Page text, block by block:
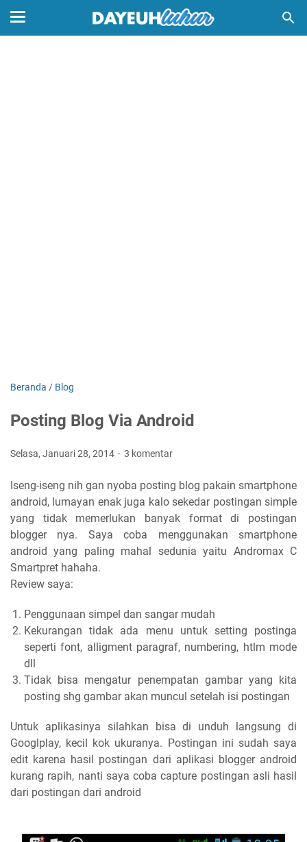
Beranda / Blog
Posting Blog Via Android
Selasa, Januari 28, 2014 3 komentar
Iseng-iseng nih gan nyoba posting blog pakain smartphone
android, lumayan enak juga kalo sekedar postingan simple
yang tidak memerlukan banyak format di postingan
blogger nya. Saya coba menggunakan smartphone
android yang paling mahal sedunia yaitu Andromax C
Smartpret hahaha.
Review saya:
Penggunaan simpel dan sangar mudah
Kekurangan tidak ada menu untuk setting postinga
seperti font, alligment paragraf, numbering, htlm mode
dll
Tidak bisa mengatur penempatan gambar yang kita
posting shg gambar akan muncul setelah isi postingan
Untuk aplikasinya silahkan bisa di unduh langsung di
Googlplay, kecil kok ukuranya. Postingan ini sudah saya
edit karena hasil postingan dari aplikasi blogger android
kurang rapih, nanti saya coba capture postingan asli hasil
dari postingan dari android